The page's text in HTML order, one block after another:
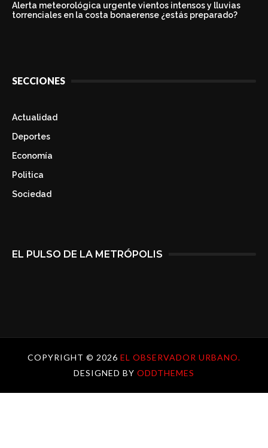
Alerta meteorológica urgente vientos intensos y lluvias
torrenciales en la costa bonaerense ¿estás preparado?
SECCIONES
Actualidad
Deportes
Economía
Politica
Sociedad
EL PULSO DE LA METRÓPOLIS
COPYRIGHT © 2026 EL OBSERVADOR URBANO.
DESIGNED BY ODDTHEMES